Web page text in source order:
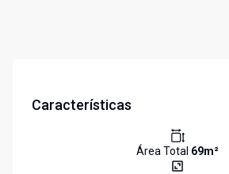
Características
Área Total 69m²